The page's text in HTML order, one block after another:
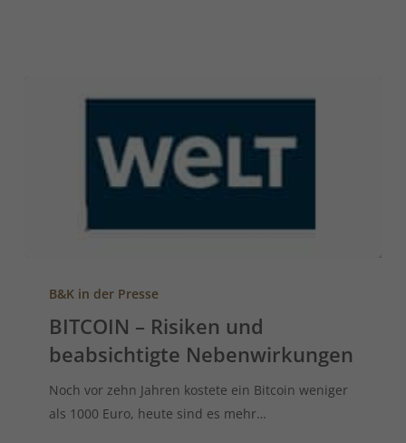
B&K in der Presse
BITCOIN – Risiken und
beabsichtigte Nebenwirkungen
Noch vor zehn Jahren kostete ein Bitcoin weniger
als 1000 Euro, heute sind es mehr…